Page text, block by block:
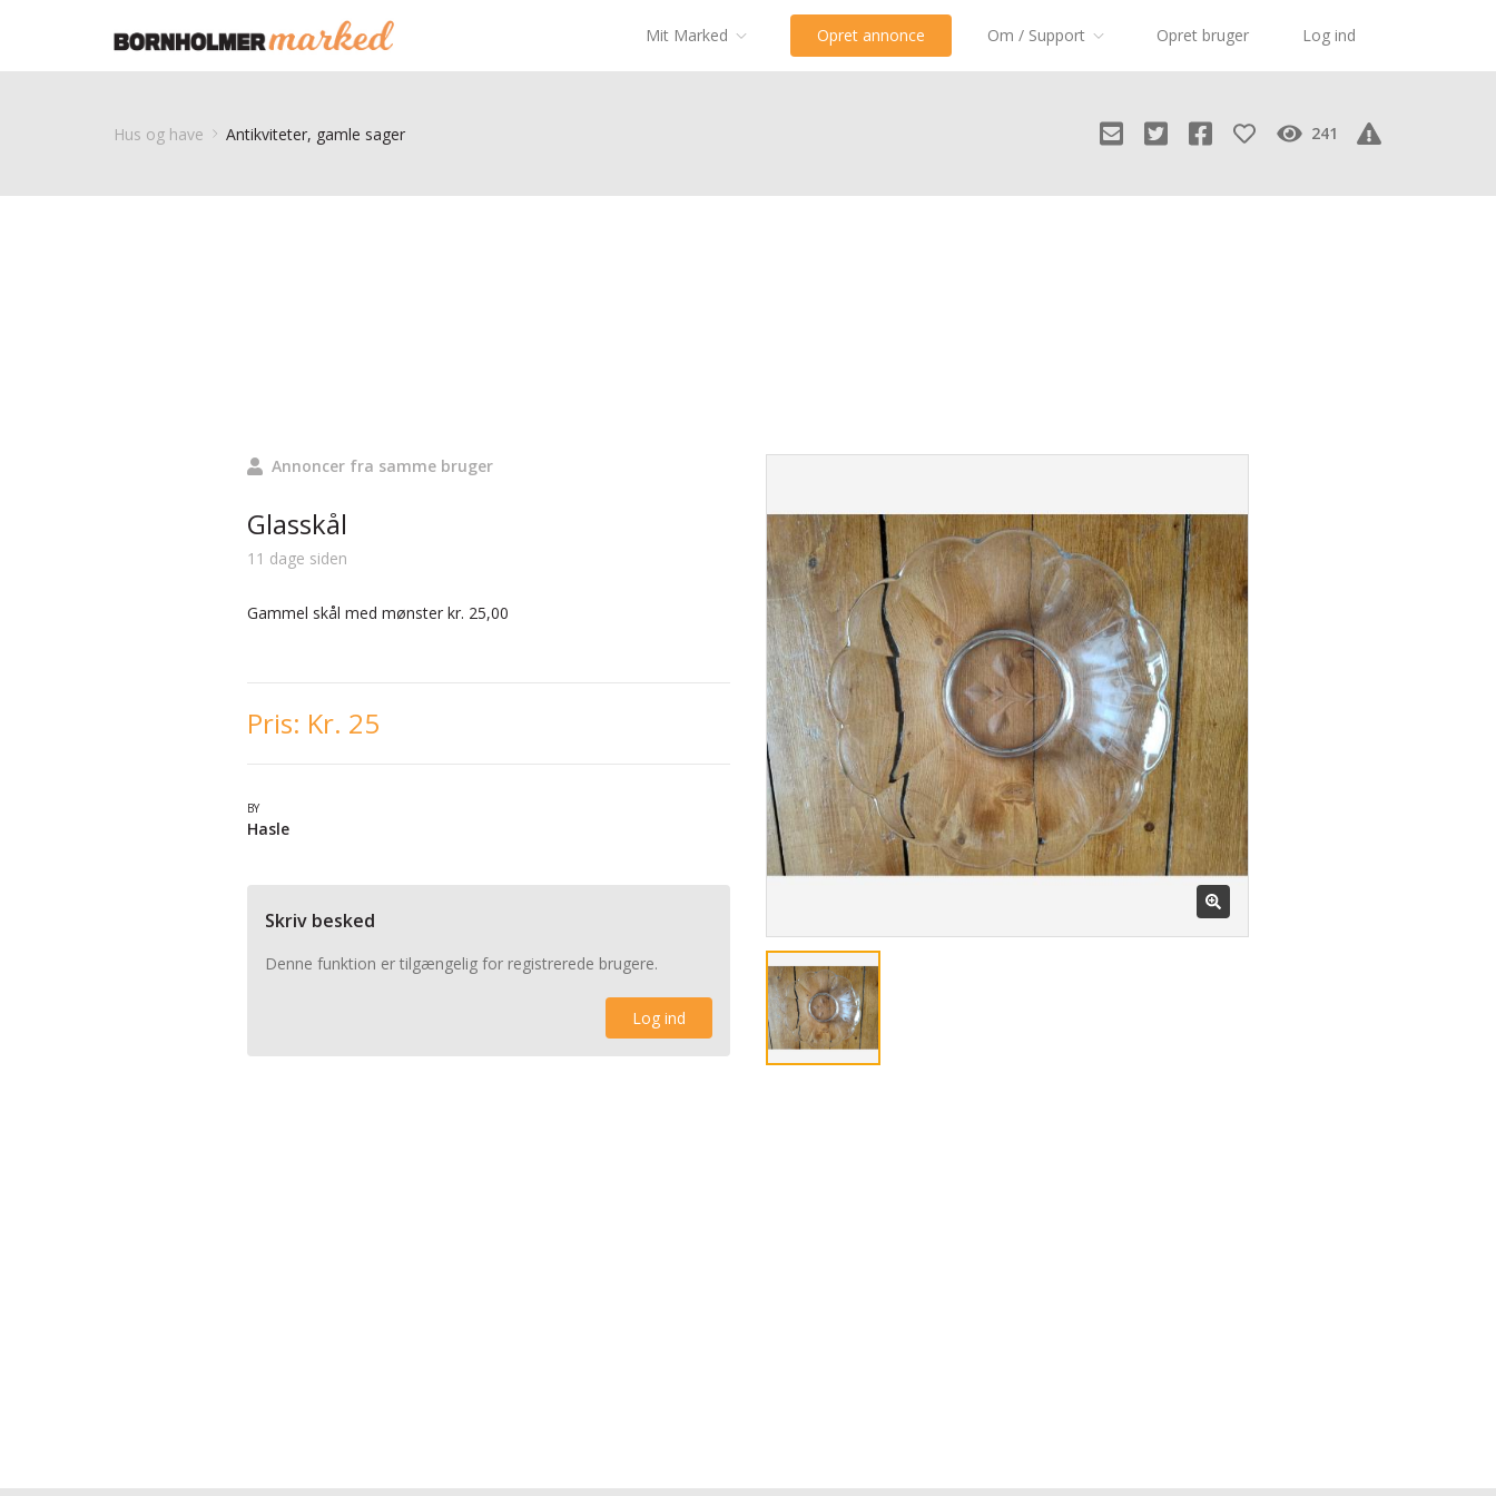
Mit Marked Opret annonce Om / Support Opret bruger Log ind
Hus og have Antikviteter, gamle sager 241
Annoncer fra samme bruger
Glasskål
11 dage siden
Gammel skål med mønster kr. 25,00
Pris: Kr. 25
BY
Hasle
Skriv besked
Denne funktion er tilgængelig for registrerede brugere.
Log ind